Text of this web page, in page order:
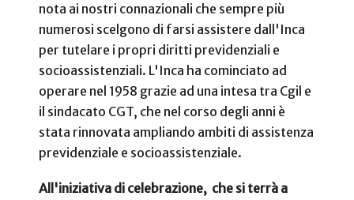
nota ai nostri connazionali che sempre più
numerosi scelgono di farsi assistere dall'Inca
per tutelare i propri diritti previdenziali e
socioassistenziali. L'Inca ha cominciato ad
operare nel 1958 grazie ad una intesa tra Cgil e
il sindacato CGT, che nel corso degli anni è
stata rinnovata ampliando ambiti di assistenza
previdenziale e socioassistenziale.
All'iniziativa di celebrazione, che si terrà a